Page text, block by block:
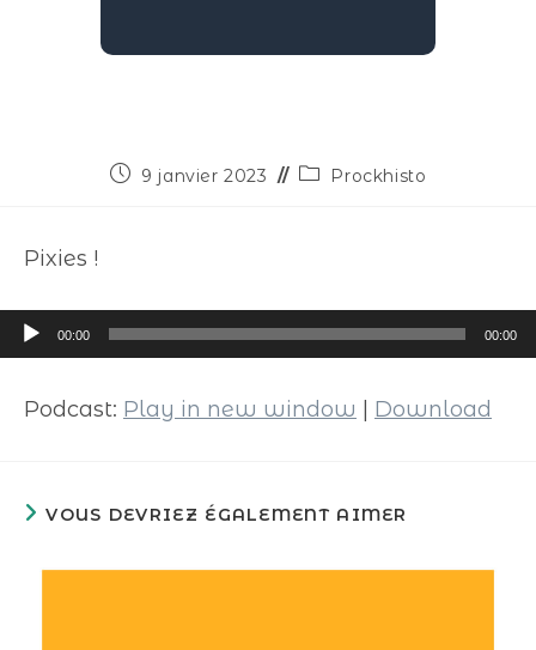
9 janvier 2023 Prockhisto
Pixies !
Lecteur
audio
00:00 00:00
Podcast: Play in new window Download
VOUS DEVRIEZ ÉGALEMENT AIMER